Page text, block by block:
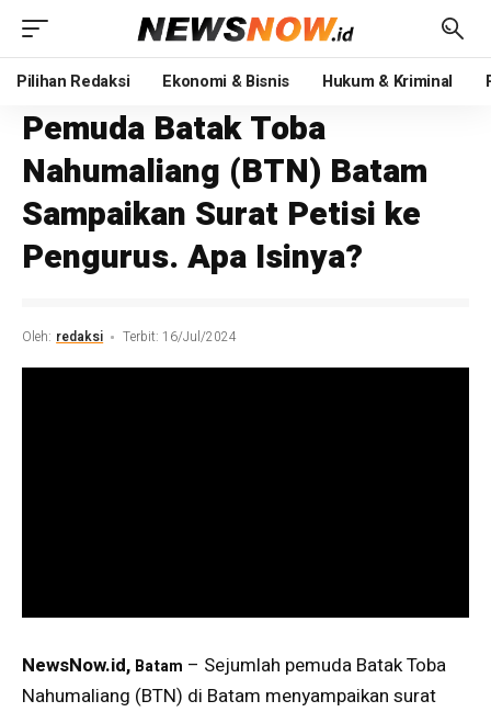
Pilihan Redaksi Ekonomi & Bisnis Hukum & Kriminal
Pemuda Batak Toba
Nahumaliang (BTN) Batam
Sampaikan Surat Petisi ke
Pengurus. Apa Isinya?
Oleh: redaksi Terbit: 16/Jul/2024
NewsNow.id, Batam – Sejumlah pemuda Batak Toba
Nahumaliang (BTN) di Batam menyampaikan surat